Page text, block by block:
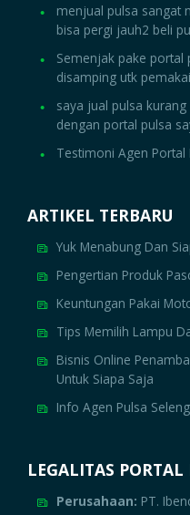
menjual pulsa sangat
bisa pergi jauh2 beli
Semenjak pake portal
disamping utk
saya jual pulsa
dengan portal pulsa
Testimoni Agen Portal
ARTIKEL TERBARU
Yuk Menabung Dan
Pengertian Produk
Keuntungan Pakai
Tips Memilih Lampu
Bisnis Online
Untuk Siapa Saja
Info Agen Pulsa
LEGALITAS PORTAL
Perusahaan: PT.